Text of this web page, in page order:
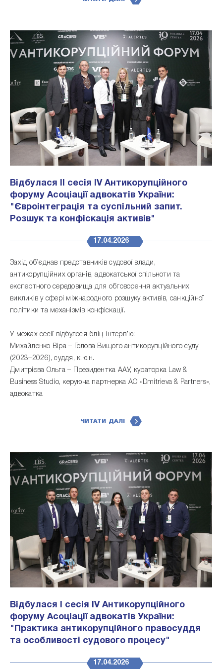
Відбулася ІІ сесія IV Антикорупційного
форуму Асоціації адвокатів України:
"Євроінтеграція та суспільний запит.
Розшук та конфіскація активів"
17.04.2026
Захід об’єднав представників судової влади,
антикорупційних органів, адвокатської спільноти та
експертного середовища для обговорення актуальних
викликів у сфері міжнародного розшуку активів, санкційної
політики та механізмів конфіскації.
У межах сесії відбулося бліц-інтерв’ю:
Михайленко Віра – Голова Вищого антикорупційного суду
(2023–2026), суддя, к.ю.н.
Дмитрієва Ольга – Президентка ААУ, кураторка Law &
Business Studio, керуюча партнерка АО «Dmitrieva & Partners»,
адвокатка
ЧИТАТИ ДАЛІ
Відбулася І сесія IV Антикорупційного
форуму Асоціації адвокатів України:
"Практика антикорупційного правосуддя
та особливості судового процесу"
17.04.2026